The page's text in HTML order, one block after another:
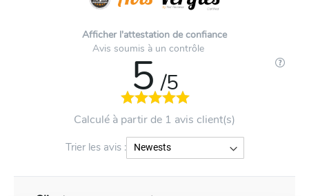
Afficher l'attestation de confiance
Avis soumis à un contrôle
5/5
Calculé à partir de 1 avis client(s)
Trier les avis :